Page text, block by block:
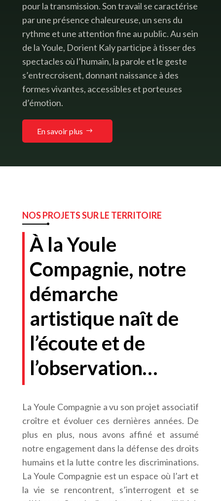
pour la transmission. Son travail se caractérise
par une présence chaleureuse, un sens du
rythme et une attention fine au public. Au sein
de la Youle, Dorient Kaly participe à tisser des
spectacles où l’humain, la parole et le geste
s’entrecroisent, donnant naissance à des
formes vivantes, accessibles et porteuses
d’émotion.
En savoir plus
NOS PROJETS SUR LE TERRITOIRE
À la Youle
Compagnie, notre
démarche
artistique naît de
l’écoute et de
l’observation…
La Youle Compagnie a vu son projet associatif
croître et évoluer ces dernières années. De
plus en plus, nous avons affiné et assumé
notre engagement dans la défense des droits
humains et la lutte contre les discriminations.
La Youle Compagnie est un espace où l’art et
la vie se rencontrent, s’interrogent et se